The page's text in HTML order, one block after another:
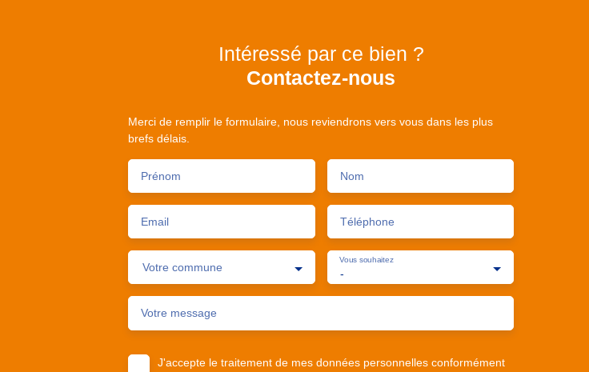
Intéressé par ce bien ?
Contactez-nous
Merci de remplir le formulaire, nous reviendrons vers vous dans les plus
brefs délais.
Prénom Nom
Email Téléphone
Votre commune -
Vous souhaitez
Votre message
J'accepte le traitement de mes données personnelles conformément